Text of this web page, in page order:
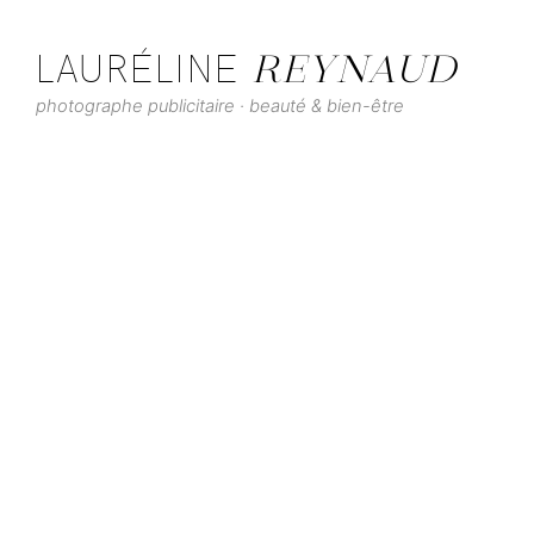
contentLAURÉLINE REYNAUD
photographe publicitaire · beauté & bien-être